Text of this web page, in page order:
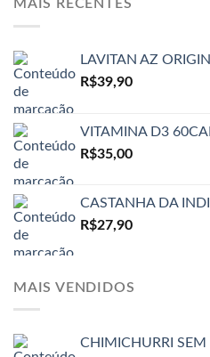
MAIS RECENTES
LAVITAN AZ
R$39,90
VITAMINA D3
R$35,00
CASTANHA DA
R$27,90
MAIS VENDIDOS
CHIMICHURRI